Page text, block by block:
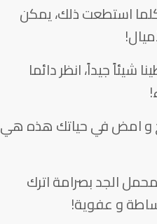
استطعت ذلك، يمكن
شيئاً جيداً، انظر دائما
و امض في حياتك هذه هي
الجد بصرامة اترك
و عفوية!